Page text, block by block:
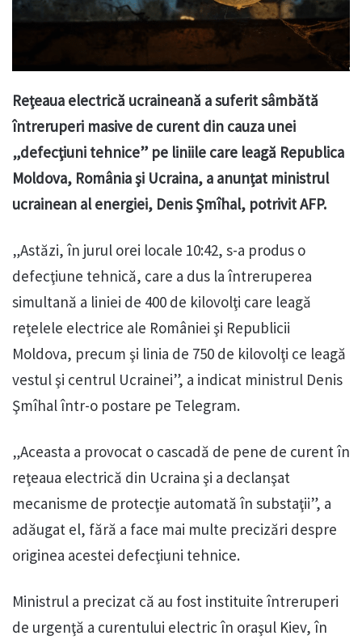
Reţeaua electrică ucraineană a suferit sâmbătă
întreruperi masive de curent din cauza unei
„defecţiuni tehnice” pe liniile care leagă Republica
Moldova, România şi Ucraina, a anunțat ministrul
ucrainean al energiei, Denis Şmîhal, potrivit AFP.
„Astăzi, în jurul orei locale 10:42, s-a produs o
defecţiune tehnică, care a dus la întreruperea
simultană a liniei de 400 de kilovolţi care leagă
reţelele electrice ale României şi Republicii
Moldova, precum şi linia de 750 de kilovolţi ce leagă
vestul şi centrul Ucrainei”, a indicat ministrul Denis
Şmîhal într-o postare pe Telegram.
„Aceasta a provocat o cascadă de pene de curent în
reţeaua electrică din Ucraina şi a declanşat
mecanisme de protecţie automată în substaţii”, a
adăugat el, fără a face mai multe precizări despre
originea acestei defecţiuni tehnice.
Ministrul a precizat că au fost instituite întreruperi
de urgenţă a curentului electric în oraşul Kiev, în